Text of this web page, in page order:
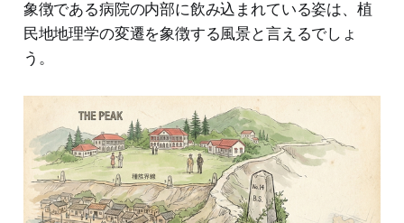
象徴である病院の内部に飲み込まれている姿は、植
民地地理学の変遷を象徴する風景と言えるでしょ
う。